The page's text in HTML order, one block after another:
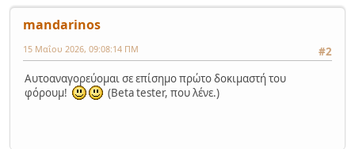
mandarinos
#2
15 Μαΐου 2026, 09:08:14 ΠΜ
Αυτοαναγορεύομαι σε επίσημο πρώτο δοκιμαστή του
φόρουμ!
(Beta tester, που λένε.)